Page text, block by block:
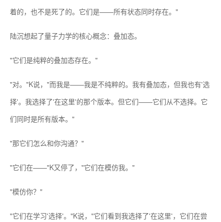
着的，也不是死了的。它们是——所有状态同时存在。"
陆沉想起了量子力学的核心概念：叠加态。
"它们是纯粹的叠加态存在。"
"对。"K说，"而我是——我是不纯粹的。我有叠加态，但我也有'选
择'。我选择了'在这里'的那个版本。但它们——它们从不选择。它
们同时是所有版本。"
"那它们怎么和你沟通？"
"它们在——"K又停了，"它们在模仿我。"
"模仿你？"
"它们在学习'选择'。"K说，"它们看到我选择了'在这里'，它们在尝